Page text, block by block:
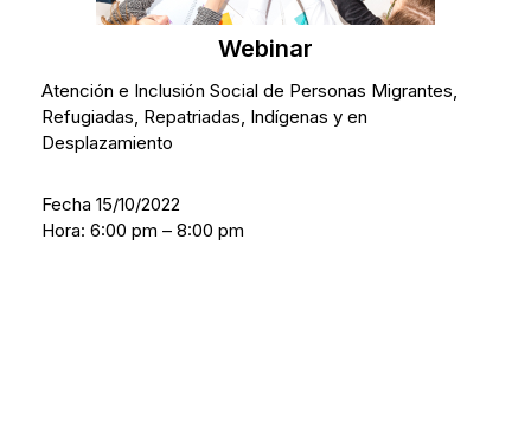
Webinar
Atención e Inclusión Social de Personas Migrantes,
Refugiadas, Repatriadas, Indígenas y en
Desplazamiento
Fecha 15/10/2022
Hora: 6:00 pm – 8:00 pm